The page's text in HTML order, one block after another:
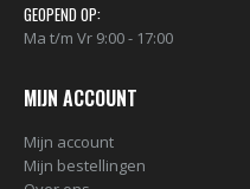
GEOPEND OP:
Ma t/m Vr 9:00 - 17:00
MIJN ACCOUNT
Mijn account
Mijn bestellingen